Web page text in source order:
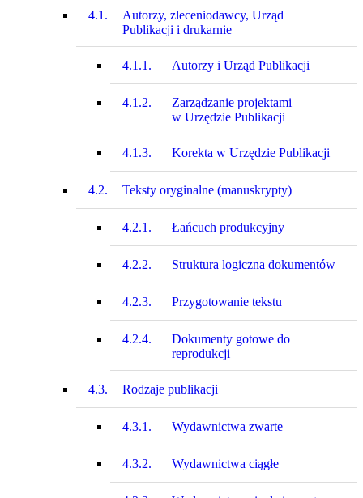
4.1.
Autorzy, zleceniodawcy, Urząd
Publikacji i drukarnie
4.1.1. Autorzy i Urząd Publikacji
4.1.2.
Zarządzanie projektami
w Urzędzie Publikacji
4.1.3. Korekta w Urzędzie Publikacji
4.2. Teksty oryginalne (manuskrypty)
4.2.1. Łańcuch produkcyjny
4.2.2. Struktura logiczna dokumentów
4.2.3. Przygotowanie tekstu
4.2.4.
Dokumenty gotowe do
reprodukcji
4.3. Rodzaje publikacji
4.3.1. Wydawnictwa zwarte
4.3.2. Wydawnictwa ciągłe